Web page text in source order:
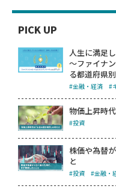
PICK UP
人生に満足
～ファイナ
る都道府県
#金融・経済 #
物価上昇時
#投資
株価や為替
と
#投資 #金融・